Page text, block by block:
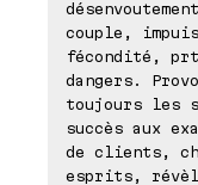
couple,
fécondité,
dangers.
toujours les
succès aux
de clients,
esprits,